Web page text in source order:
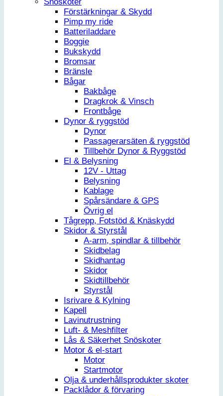
Förstärkningar & Skydd
Pimp my ride
Batteriladdare
Boggie
Bukskydd
Bromsar
Bränsle
Bågar
Bakbåge
Dragkrok & Vinsch
Frontbåge
Dynor & ryggstöd
Dynor
Passagerarsäten & ryggstöd
Tillbehör Dynor & Ryggstöd
El & Belysning
12V - Uttag
Belysning
Kablage
Spårsändare & GPS
Övrig el
Tågrepp, Fotstöd & Knäskydd
Skidor & Styrstål
A-arm, spindlar & tillbehör
Skidbelag
Skidhantag
Skidor
Skidtillbehör
Styrstål
Isrivare & Kylning
Kapell
Lavinutrustning
Luft- & Meshfilter
Lås & Säkerhet Snöskoter
Motor & el-start
Motor
Startmotor
Olja & underhållsprodukter skoter
Packlådor & förvaring